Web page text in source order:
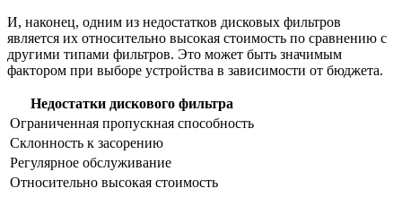
И, наконец, одним из недостатков дисковых фильтров
является их относительно высокая стоимость по сравнению с
другими типами фильтров. Это может быть значимым
фактором при выборе устройства в зависимости от бюджета.
Недостатки дискового фильтра
Ограниченная пропускная способность
Склонность к засорению
Регулярное обслуживание
Относительно высокая стоимость